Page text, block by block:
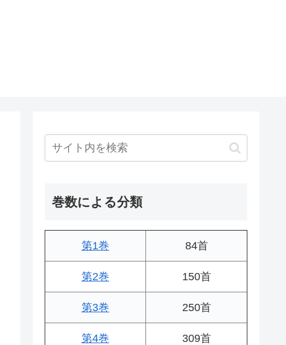
巻数による分類
第1巻 84首
第2巻 150首
第3巻 250首
第4巻 309首